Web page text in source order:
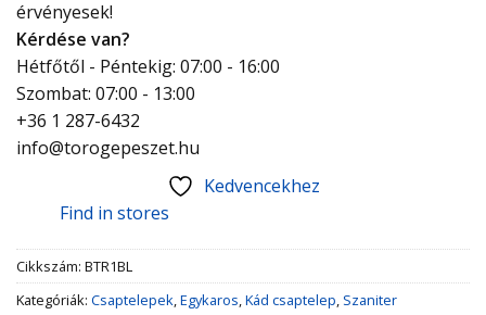
érvényesek!
Kérdése van?
Hétfőtől - Péntekig: 07:00 - 16:00
Szombat: 07:00 - 13:00
+36 1 287-6432
info@torogepeszet.hu
Kedvencekhez
Find in stores
Cikkszám: BTR1BL
Kategóriák: Csaptelepek,Egykaros,Kád csaptelep, Szaniter